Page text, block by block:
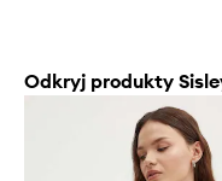
Odkryj produkty